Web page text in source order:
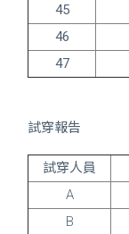
45
46
47
試穿報告
試穿人員
A
B